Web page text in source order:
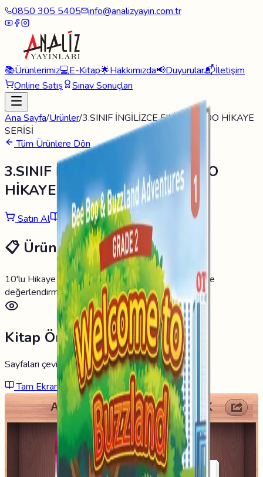
0850 305 5405 info@analizyayin.com.tr
📚Ürünlerimiz💻E-Kitap🌟Hakkımızda📢Duyurular📬İletişim
Online Satış
Sınav Sonuçları
Ana Sayfa/Ürünler/3.SINIF İNGİLİZCE 5'Lİ BEE BOO HİKAYE
SERİSİ
Tüm Ürünlere Dön
3.SINIF İNGİLİZCE 5'Lİ BEE BOO
HİKAYE SERİSİ
Satın Al Örnek Sayfa
📋 Ürün Detayı
10'lu Hikaye serisidir. Her biri 16 sayfadan oluşur ve
değerlendirme kitapçığı hediyelidir.
Kitap Önizleme 📖
Sayfaları çevirerek kitabı inceleyebilirsiniz
Tam Ekran Aç